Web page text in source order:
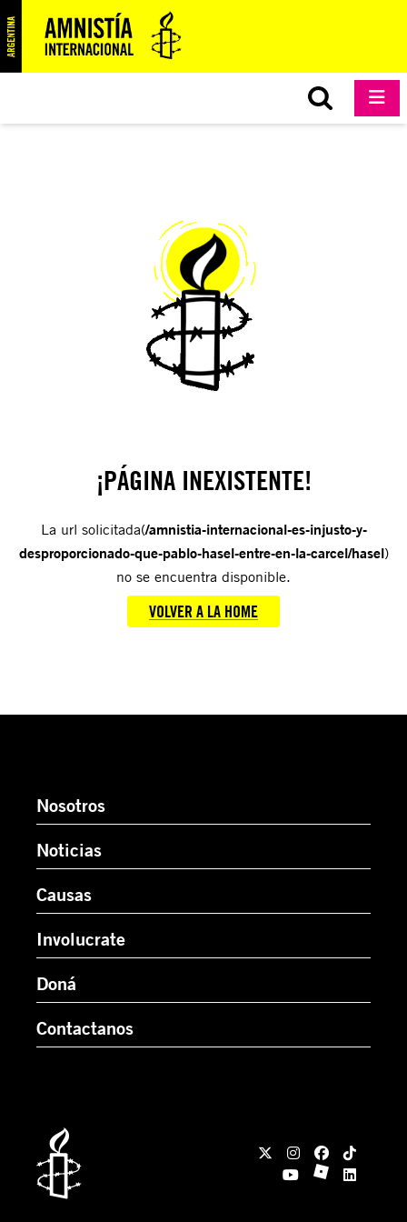
¡PÁGINA INEXISTENTE!
La url solicitada(/amnistia-internacional-es-injusto-y-
desproporcionado-que-pablo-hasel-entre-en-la-carcel/hasel)
no se encuentra disponible.
VOLVER A LA HOME
Nosotros
Noticias
Causas
Involucrate
Doná
Contactanos